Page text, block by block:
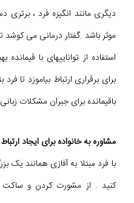
دیگری مانند انگیزه فرد ،
موثر باشد .گفتار درمانی می کوشد تا
استفاده از تواناییهای با
برای برقراری ارتباط بیاموزد تا فرد
باقیمانده برای جبران مشکلات
مشاوره به خانواده برای ایجاد
با فرد مبتلا به آفازی همانند
کنید . از مشورت کردن و ساکت